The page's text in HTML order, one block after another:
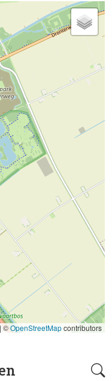
|©OpenStreetMapcontributors